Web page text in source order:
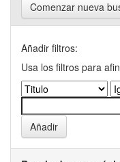
Comenzar nueva
Añadir filtros:
Usa los filtros para